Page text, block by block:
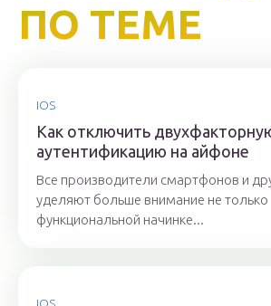
ПО ТЕМЕ
IOS
Как отключить
аутентификацию на айфоне
Все производители смартфонов и
уделяют больше внимание не только
функциональной начинке...
IOS